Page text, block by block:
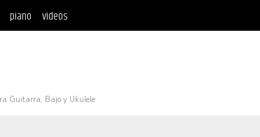
piano videos
Guitarra, Bajo y Ukulele